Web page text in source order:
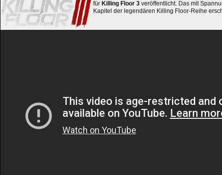
für Killing Floor 3 veröffentlicht. Das mit
Kapitel der legendären Killing Floor-Reihe